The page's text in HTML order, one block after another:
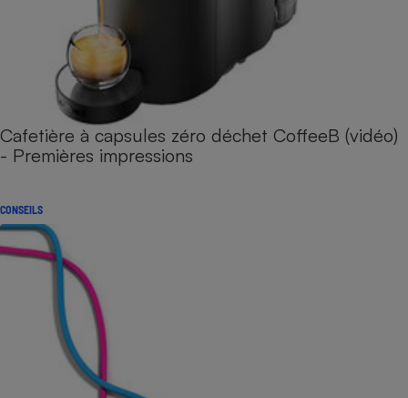
Cafetière à capsules zéro déchet CoffeeB (vidéo)
- Premières impressions
CONSEILS